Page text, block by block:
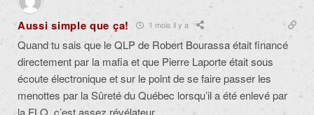
Aussi simple que ça! 1 mois il y a
Quand tu sais que le QLP de Robert Bourassa était financé
directement par la mafia et que Pierre Laporte était sous
écoute électronique et sur le point de se faire passer les
menottes par la Sûreté du Québec lorsqu’il a été enlevé par
la FLQ, c’est assez révélateur.